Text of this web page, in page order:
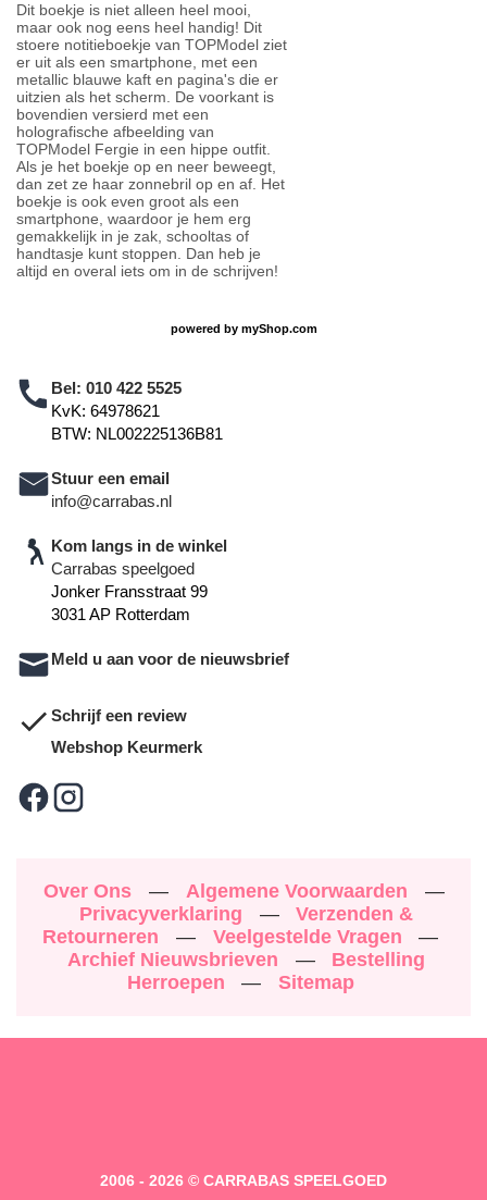
Dit boekje is niet alleen heel mooi,
maar ook nog eens heel handig! Dit
stoere notitieboekje van TOPModel ziet
er uit als een smartphone, met een
metallic blauwe kaft en pagina's die er
uitzien als het scherm. De voorkant is
bovendien versierd met een
holografische afbeelding van
TOPModel Fergie in een hippe outfit.
Als je het boekje op en neer beweegt,
dan zet ze haar zonnebril op en af. Het
boekje is ook even groot als een
smartphone, waardoor je hem erg
gemakkelijk in je zak, schooltas of
handtasje kunt stoppen. Dan heb je
altijd en overal iets om in de schrijven!
powered by myShop.com
Bel: 010 422 5525
KvK: 64978621
BTW: NL002225136B81
Stuur een email
info@carrabas.nl
Kom langs in de winkel
Carrabas speelgoed
Jonker Fransstraat 99
3031 AP Rotterdam
Meld u aan voor de nieuwsbrief
Schrijf een review
Webshop Keurmerk
Over Ons — Algemene Voorwaarden
—
Privacyverklaring
—
Verzenden &
Retourneren
— Veelgestelde Vragen
—
Archief Nieuwsbrieven
—
Bestelling
Herroepen
— Sitemap
2006 - 2026 © CARRABAS SPEELGOED